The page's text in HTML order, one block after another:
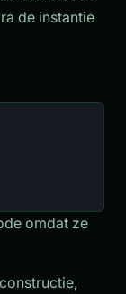
de instantie
omdat ze